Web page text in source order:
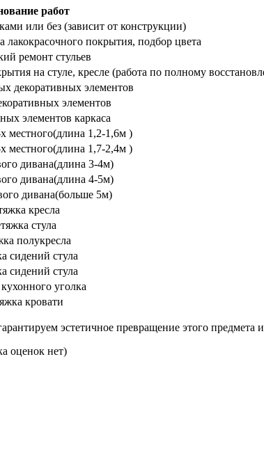
работ
или без (зависит от конструкции)
покрытия, подбор цвета
ремонт стульев
на стуле, кресле (работа по полному
декоративных элементов
элементов
элементов каркаса
местного(длина 1,2-1,6м )
местного(длина 1,7-2,4м )
дивана(длина 3-4м)
дивана(длина 4-5м)
дивана(больше 5м)
кресла
стула
полукресла
сидений стула
сидений стула
уголка
кровати
эстетичное превращение этого предмета
оценок нет)